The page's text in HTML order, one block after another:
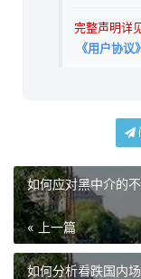
完整声明详见
《用户协议》
如何应对黑中介的
« 上一篇
如何分析看跌国内